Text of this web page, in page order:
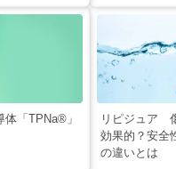
体「TPNa®」
リピジュア
効果的？安全
の違いとは